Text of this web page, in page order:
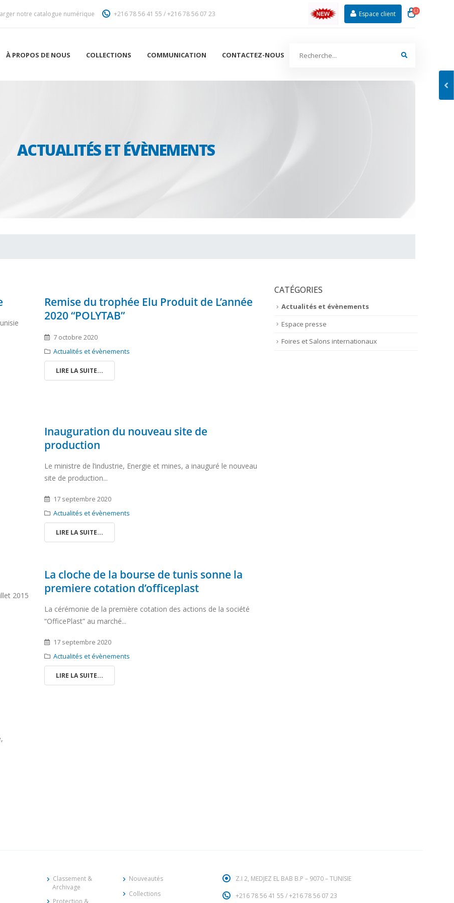
notre catalogue numérique +216 78 56 41 55 /+216 78 56 07 23 Espace client
À PROPOS DE NOUS COLLECTIONS COMMUNICATION CONTACTEZ-NOUS
ACTUALITÉS ET ÉVÈNEMENTS
Remise du trophée Elu Produit de L’année
2020 “POLYTAB”
7 octobre 2020
Actualités et évènements
LIRE LA SUITE...
Inauguration du nouveau site de
production
Le ministre de l’industrie, Energie et mines, a inauguré le nouveau
site de production...
17 septembre 2020
Actualités et évènements
LIRE LA SUITE...
2015
La cloche de la bourse de tunis sonne la
premiere cotation d’officeplast
La cérémonie de la première cotation des actions de la société
“OfficePlast” au marché...
17 septembre 2020
Actualités et évènements
LIRE LA SUITE...
CATÉGORIES
Actualités et évènements
Espace presse
Foires et Salons internationaux
Classement &
Archivage
Protection &
Nouveautés
Collections
Z.I 2, MEDJEZ EL BAB B.P – 9070 – TUNISIE
+216 78 56 41 55 /+216 78 56 07 23